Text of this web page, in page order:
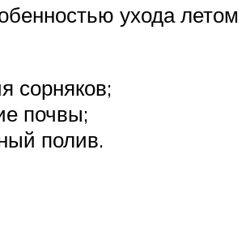
ухода летом
сорняков;
почвы;
полив.